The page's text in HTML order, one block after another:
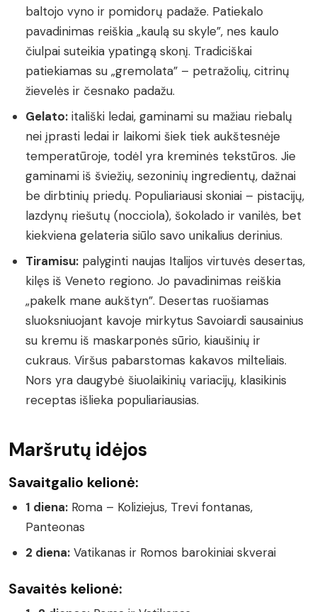
baltojo vyno ir pomidorų padaže. Patiekalo
pavadinimas reiškia „kaulą su skyle”, nes kaulo
čiulpai suteikia ypatingą skonį. Tradiciškai
patiekiamas su „gremolata” – petražolių, citrinų
žievelės ir česnako padažu.
Gelato: itališki ledai, gaminami su mažiau riebalų
nei įprasti ledai ir laikomi šiek tiek aukštesnėje
temperatūroje, todėl yra kreminės tekstūros. Jie
gaminami iš šviežių, sezoninių ingredientų, dažnai
be dirbtinių priedų. Populiariausi skoniai – pistacijų,
lazdynų riešutų (nocciola), šokolado ir vanilės, bet
kiekviena gelateria siūlo savo unikalius derinius.
Tiramisu: palyginti naujas Italijos virtuvės desertas,
kilęs iš Veneto regiono. Jo pavadinimas reiškia
„pakelk mane aukštyn”. Desertas ruošiamas
sluoksniuojant kavoje mirkytus Savoiardi sausainius
su kremu iš maskarponės sūrio, kiaušinių ir
cukraus. Viršus pabarstomas kakavos milteliais.
Nors yra daugybė šiuolaikinių variacijų, klasikinis
receptas išlieka populiariausias.
Maršrutų idėjos
Savaitgalio kelionė:
1 diena: Roma – Koliziejus, Trevi fontanas,
Panteonas
2 diena: Vatikanas ir Romos barokiniai skverai
Savaitės kelionė: